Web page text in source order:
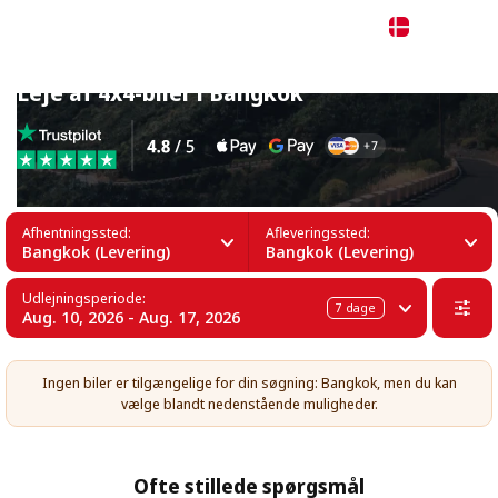
Leje af 4x4-biler i Bangkok
Afhentningssted:
Bangkok (Levering)
Afleveringssted:
Bangkok (Levering)
Udlejningsperiode:
Aug. 10, 2026 - Aug. 17, 2026 7 dage
Ingen biler er tilgængelige for din søgning: Bangkok, men du kan
vælge blandt nedenstående muligheder.
Ofte stillede spørgsmål